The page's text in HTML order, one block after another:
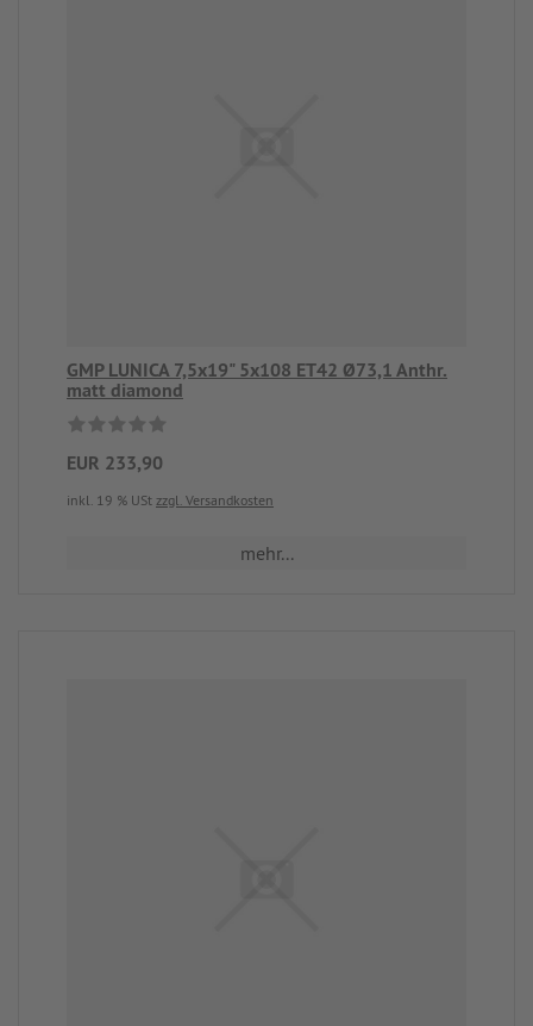
GMP LUNICA 7,5x19" 5x108 ET42 Ø73,1 Anthr.
matt diamond
EUR 233,90
inkl. 19 % USt zzgl. Versandkosten
mehr...